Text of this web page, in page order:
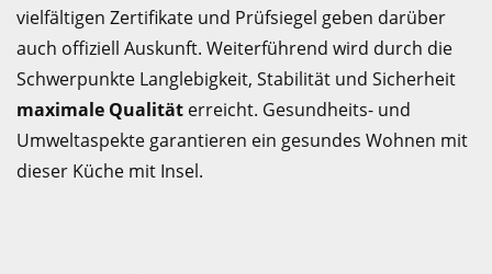
vielfältigen Zertifikate und Prüfsiegel geben darüber
auch offiziell Auskunft. Weiterführend wird durch die
Schwerpunkte Langlebigkeit, Stabilität und Sicherheit
maximale Qualität erreicht. Gesundheits- und
Umweltaspekte garantieren ein gesundes Wohnen mit
dieser Küche mit Insel.